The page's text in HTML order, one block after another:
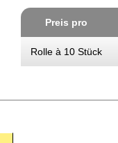
Preis pro
Rolle à 10 Stück